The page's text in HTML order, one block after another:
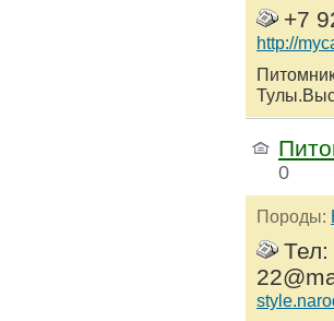
+7
http://
0
Породы: